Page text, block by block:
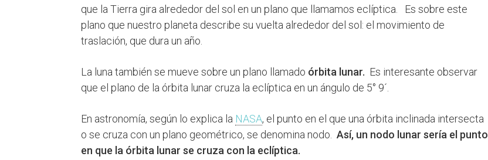
que la Tierra gira alrededor del sol en un plano que llamamos eclíptica. Es sobre este
plano que nuestro planeta describe su vuelta alrededor del sol: el movimiento de
traslación, que dura un año.
La luna también se mueve sobre un plano llamado órbita lunar. Es interesante observar
que el plano de la órbita lunar cruza la eclíptica en un ángulo de 5° 9´.
En astronomía, según lo explica la NASA, el punto en el que una órbita inclinada intersecta
o se cruza con un plano geométrico, se denomina nodo. Así, un nodo lunar sería el punto
en que la órbita lunar se cruza con la eclíptica.